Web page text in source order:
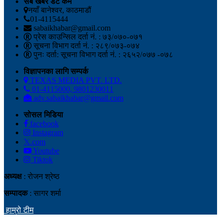
नयाँ बानेश्वर, काठमाडौं
01-4115444
sabaikhabar@gmail.com
प्रेस काउन्सिल दर्ता नं. : ७३/०७०-०७१
सूचना विभाग दर्ता नं. : २८९/०७३-०७४
पुनः दर्ता: सूचना विभाग दर्ता नं. : २६५२/०७७ -०७८
विज्ञापनका लागि सम्पर्क
TEXAS MEDIA PVT. LTD.
01-4115000, 9801230011
adv.sabaikhabar@gmail.com
सोसल मिडिया
facebook
Instagram
𝕏.com
Youtube
Tiktok
अध्यक्ष: रोजन श्रेष्ठ
सम्पादक: सागर शर्मा
हाम्रो टीम